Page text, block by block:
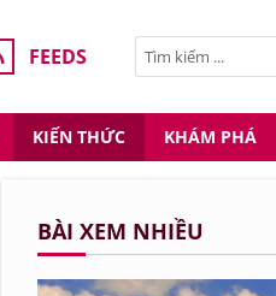
FEEDS
KIẾN THỨC KHÁM PHÁ
BÀI XEM NHIỀU